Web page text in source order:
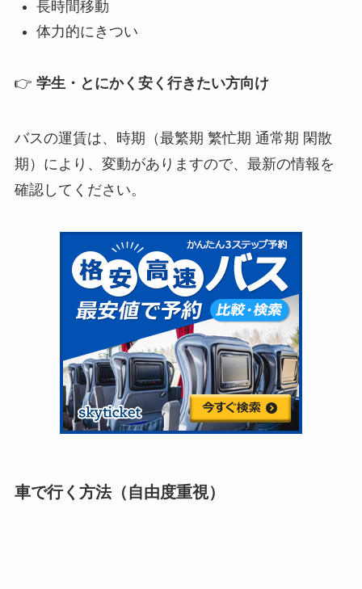
長時間移動
体力的にきつい
👉 学生・とにかく安く行きたい方向け
バスの運賃は、時期（最繁期 繁忙期 通常期 閑散
期）により、変動がありますので、最新の情報を
確認してください。
車で行く方法（自由度重視）